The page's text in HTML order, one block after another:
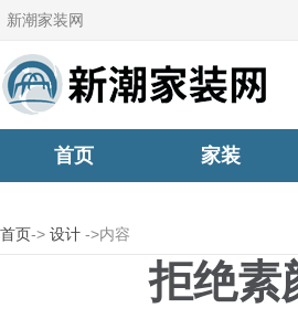
新潮家装网
首页 家装
首页-> 设计 ->内容
拒绝素